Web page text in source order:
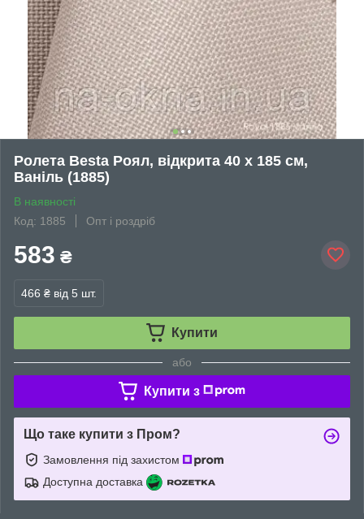
Ролета Besta Роял, відкрита 40 х 185 см,
Ваніль (1885)
В наявності
Код: 1885
Опт і роздріб
583 ₴
466 ₴ від 5 шт.
Купити
або
Купити з
Що таке купити з Пром?
Замовлення під захистом
Доступна доставка